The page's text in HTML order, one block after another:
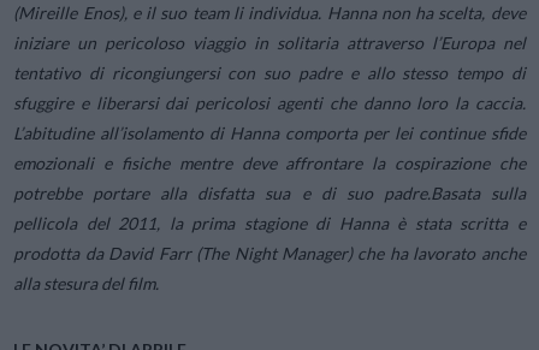
(Mireille Enos), e il suo team li individua. Hanna non ha scelta, deve
iniziare un pericoloso viaggio in solitaria attraverso l’Europa nel
tentativo di ricongiungersi con suo padre e allo stesso tempo di
sfuggire e liberarsi dai pericolosi agenti che danno loro la caccia.
L’abitudine all’isolamento di Hanna comporta per lei continue sfide
emozionali e fisiche mentre deve affrontare la cospirazione che
potrebbe portare alla disfatta sua e di suo padre.Basata sulla
pellicola del 2011, la prima stagione di Hanna è stata scritta e
prodotta da David Farr (The Night Manager) che ha lavorato anche
alla stesura del film.